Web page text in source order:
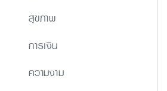
สุขภาพ
การเงิน
ความงาม